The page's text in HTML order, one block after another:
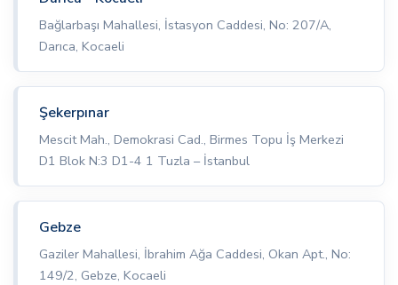
Bağlarbaşı Mahallesi, İstasyon Caddesi, No: 207/A,
Darıca, Kocaeli
Şekerpınar
Mescit Mah., Demokrasi Cad., Birmes Topu İş Merkezi
D1 Blok N:3 D1-4 1 Tuzla – İstanbul
Gebze
Gaziler Mahallesi, İbrahim Ağa Caddesi, Okan Apt., No:
149/2, Gebze, Kocaeli